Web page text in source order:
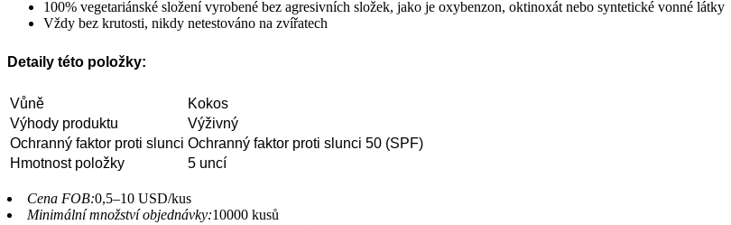
100% vegetariánské složení vyrobené bez agresivních složek, jako je oxybenzon, oktinoxát nebo syntetické vonné látky
Vždy bez krutosti, nikdy netestováno na zvířatech
Detaily této položky:
Vůně
Kokos
Výhody produktu
Výživný
Ochranný faktor proti slunci Ochranný faktor proti slunci 50 (SPF)
Hmotnost položky
5 uncí
Cena FOB:0,5–10 USD/kus
Minimální množství objednávky:10000 kusů